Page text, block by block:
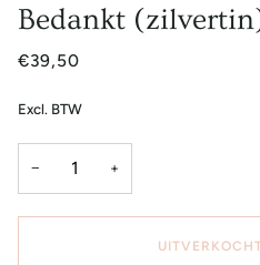
Bedankt
€39,50
Excl. BTW
− +